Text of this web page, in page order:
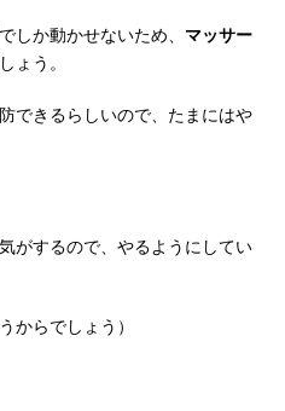
しか動かせないため、 マッサー
ょう。
できるらしいので、たまにはや
がするので、やるようにしてい
からでしょう）